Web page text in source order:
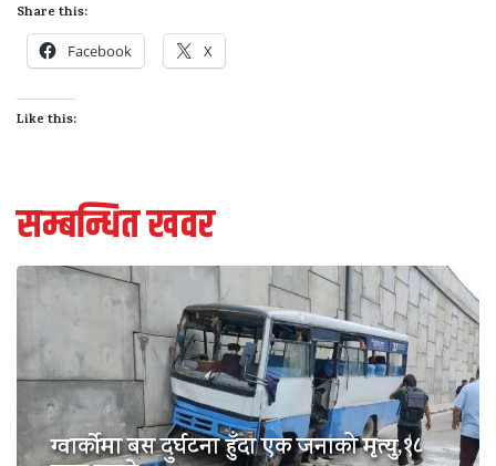
Share this:
Facebook X
Like this:
सम्बन्धित खवर
ग्वार्कोमा बस दुर्घटना हुँदा एक जनाको मृत्यु,१८